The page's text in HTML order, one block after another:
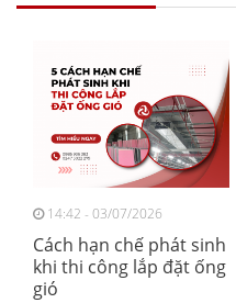
14:42 - 03/07/2026
Cách hạn chế phát sinh
khi thi công lắp đặt ống
gió